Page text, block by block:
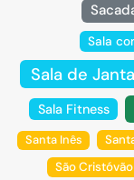
Sala
Sala de
Sala Fitness
Santa Inês
São Cristóvão